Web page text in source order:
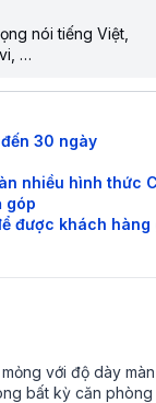
nói tiếng Việt
trên YouTube bằng
30 ngày
nhiều hình thức
góp
được khách hàng
với độ dày
bất kỳ căn phòng